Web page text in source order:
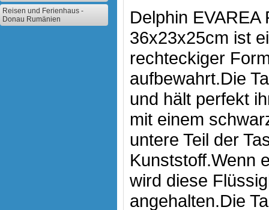
Reisen und Ferienhaus -
Donau Rumänien
Delphin
36x23x25cm ist
rechteckiger
aufbewahrt.Die
und hält perfekt
mit einem
untere Teil der
Kunststoff.Wenn
wird diese
angehalten.Die